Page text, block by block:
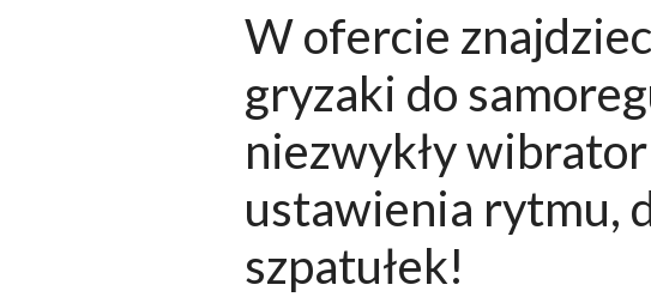
W ofercie
gryzaki do
niezwykły
ustawienia rytmu,
szpatułek!